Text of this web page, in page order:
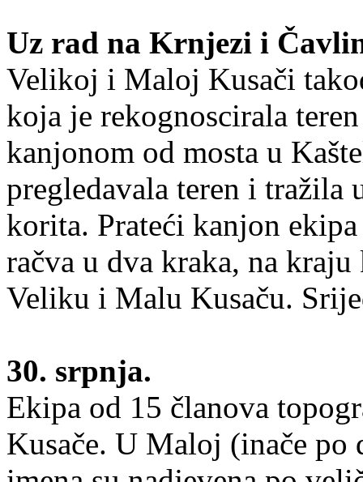
Uz rad na Krnjezi i
Velikoj i Maloj Kusači
koja je rekognoscirala
kanjonom od mosta u
pregledavala teren i tražila
korita. Prateći kanjon
račva u dva kraka, na
Veliku i Malu Kusaču.
30. srpnja.
Ekipa od 15 članova
Kusače. U Maloj (inače